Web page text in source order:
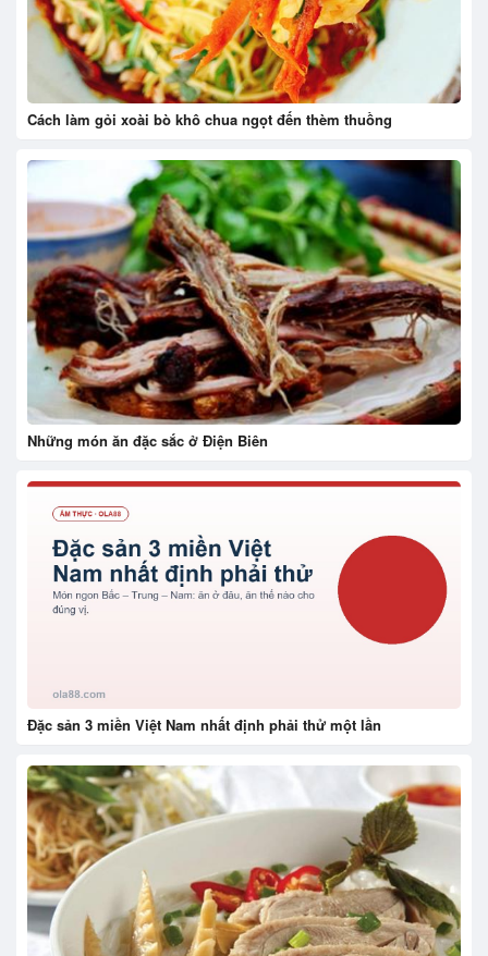
Cách làm gỏi xoài bò khô chua ngọt đến thèm thuồng
Những món ăn đặc sắc ở Điện Biên
Đặc sản 3 miền Việt Nam nhất định phải thử một lần